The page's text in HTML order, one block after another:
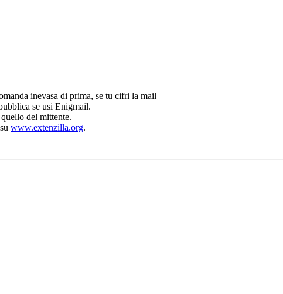
inevasa di prima, se tu cifri la mail
se usi Enigmail.
del mittente.
www.extenzilla.org.